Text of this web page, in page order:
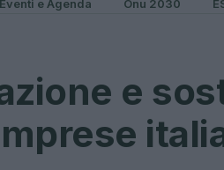
Eventi e Agenda Onu 2030
e